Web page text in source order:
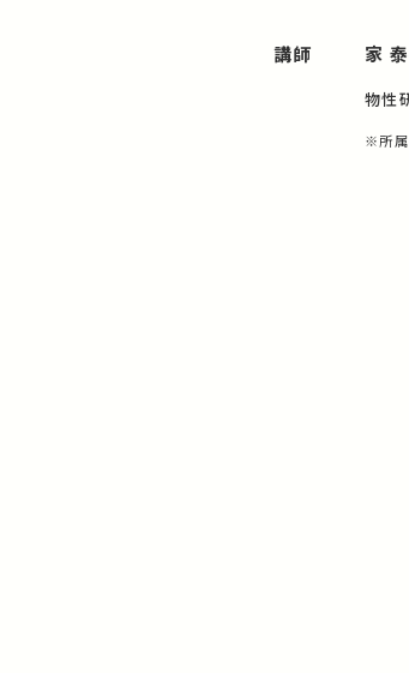
講師 家
物性
※所属